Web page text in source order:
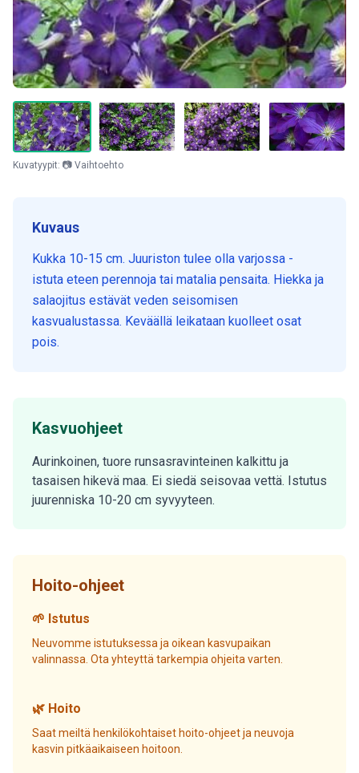
Kuvatyypit: 📷 Vaihtoehto
Kuvaus
Kukka 10-15 cm. Juuriston tulee olla varjossa -
istuta eteen perennoja tai matalia pensaita. Hiekka ja
salaojitus estävät veden seisomisen
kasvualustassa. Keväällä leikataan kuolleet osat
pois.
Kasvuohjeet
Aurinkoinen, tuore runsasravinteinen kalkittu ja
tasaisen hikevä maa. Ei siedä seisovaa vettä. Istutus
juurenniska 10-20 cm syvyyteen.
Hoito-ohjeet
🌱 Istutus
Neuvomme istutuksessa ja oikean kasvupaikan
valinnassa. Ota yhteyttä tarkempia ohjeita varten.
🌿 Hoito
Saat meiltä henkilökohtaiset hoito-ohjeet ja neuvoja
kasvin pitkäaikaiseen hoitoon.